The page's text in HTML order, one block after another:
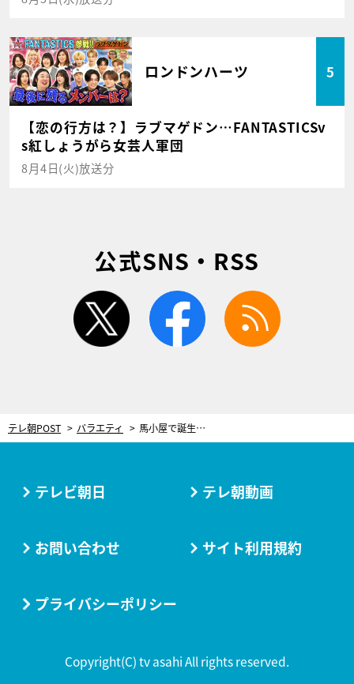
ロンドンハーツ 5
【恋の行方は？】ラブマゲドン…FANTASTICSv
s紅しょうがら女芸人軍団
8月4日(火)放送分
公式SNS・RSS
twitter facebook
テレ朝POST バラエティ 馬小屋で誕生した元宝塚スター・鳳蘭、現在は孫たちから「マネー」と呼ばれる
テレビ朝日 テレ朝動画
お問い合わせ サイト利用規約
プライバシーポリシー
Copyright(C) tv asahi All rights reserved.